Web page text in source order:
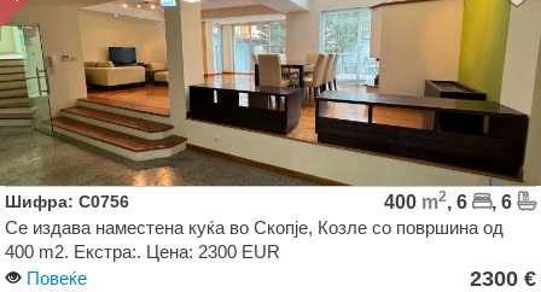
Шифра: C0756 400 m2, 6
, 6
Се издава наместена куќа во Скопје, Козле со површина од
400 m2. Екстра:. Цена: 2300 EUR
Повеќе
2300 €